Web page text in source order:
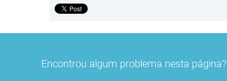
Encontrou algum problema nesta página?